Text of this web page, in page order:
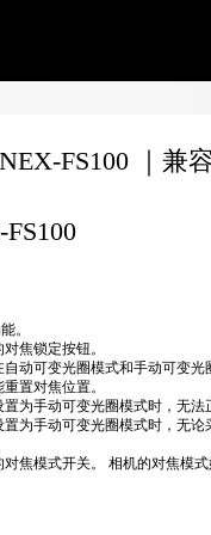
FS100 ｜兼
。
焦锁定按钮。
自动可变光圈模式和手动可变
置对焦位置。
为手动可变光圈模式时，无法
为手动可变光圈模式时，无
焦模式开关。 相机的对焦模式